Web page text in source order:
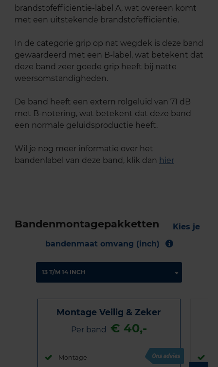
brandstofefficiëntie-label A, wat overeen komt
met een uitstekende brandstofefficiëntie.
In de categorie grip op nat wegdek is deze band
gewaardeerd met een B-label, wat betekent dat
deze band zeer goede grip heeft bij natte
weersomstandigheden.
De band heeft een extern rolgeluid van 71 dB
met B-notering, wat betekent dat deze band
een normale geluidsproductie heeft.
Wil je nog meer informatie over het
bandenlabel van deze band, klik dan hier
Bandenmontagepakketten
Kies je
bandenmaat omvang (inch)
Montage Veilig & Zeker
Per band € 40,-
Montage